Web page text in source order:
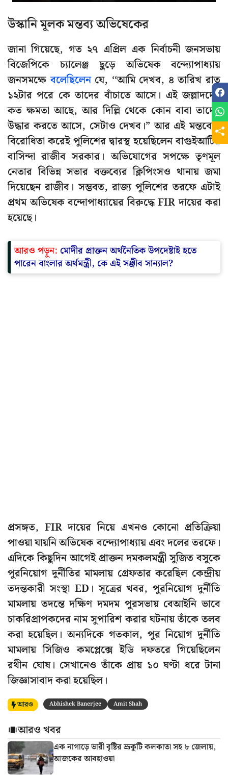
উস্কানি মূলক মন্তব্য অভিষেকের
জানা গিয়েছে, গত ২৭ এপ্রিল এক নির্বাচনী জনসভায়
বিজেপিকে চ্যালেঞ্জ ছুড়ে অভিষেক বন্দ্যোপাধ্যায়
জনসমক্ষেবলেছিলেনযে, ‘‘আমি দেখব, ৪ তারিখ রাত
১২টার পরে কে তাদের বাঁচাতে আসে। এই জল্লাদদের
কত ক্ষমতা আছে, আর দিল্লি থেকে কোন বাবা তাদের
উদ্ধার করতে আসে, সেটাও দেখব।” আর এই মন্তব্যের
বিরোধিতা করেই পুলিশের দ্বারস্থ হয়েছিলেন বাগুইআটির
বাসিন্দা রাজীব সরকার। অভিযোগের সপক্ষে তৃণমূল
নেতার বিভিন্ন সভার বক্তব্যের ক্লিপিংসও থানায় জমা
দিয়েছেন রাজীব। সম্ভবত, রাজ্য পুলিশের তরফে এটাই
প্রথম অভিষেক বন্দোপাধ্যায়ের বিরুদ্ধে FIR দায়ের করা
হয়েছে।
আরও পড়ুন: মোদীর প্রাক্তন অর্থনৈতিক উপদেষ্টাই হতে
পারেন বাংলার অর্থমন্ত্রী, কে এই সঞ্জীব সান্যাল?
প্রসঙ্গত, FIR দায়ের নিয়ে এখনও কোনো প্রতিক্রিয়া
পাওয়া যায়নি অভিষেক বন্দ্যোপাধ্যায় এবং দলের তরফে।
এদিকে কিছুদিন আগেই প্রাক্তন দমকলমন্ত্রী সুজিত বসুকে
পুরনিয়োগ দুর্নীতির মামলায় গ্রেফতার করেছিল কেন্দ্রীয়
তদন্তকারী সংস্থা ED। সূত্রের খবর, পুরনিয়োগ দুর্নীতি
মামলায় তদন্তে দক্ষিণ দমদম পুরসভায় বেআইনি ভাবে
চাকরিপ্রাপকদের নাম সুপারিশ করার ঘটনায় তাঁকে তলব
করা হয়েছিল। অন্যদিকে গতকাল, পুর নিয়োগ দুর্নীতি
মামলায় সিজিও কমপ্লেক্সে ইডি দফতরে গিয়েছিলেন
রথীন ঘোষ। সেখানেও তাঁকে প্রায় ১০ ঘণ্টা ধরে টানা
জিজ্ঞাসাবাদ করা হয়েছিল।
আরও Abhishek Banerjee Amit Shah
আরও খবর
এক নাগাড়ে ভারী বৃষ্টির ভ্রূকুটি কলকাতা সহ ৮ জেলায়,
আজকের আবহাওয়া